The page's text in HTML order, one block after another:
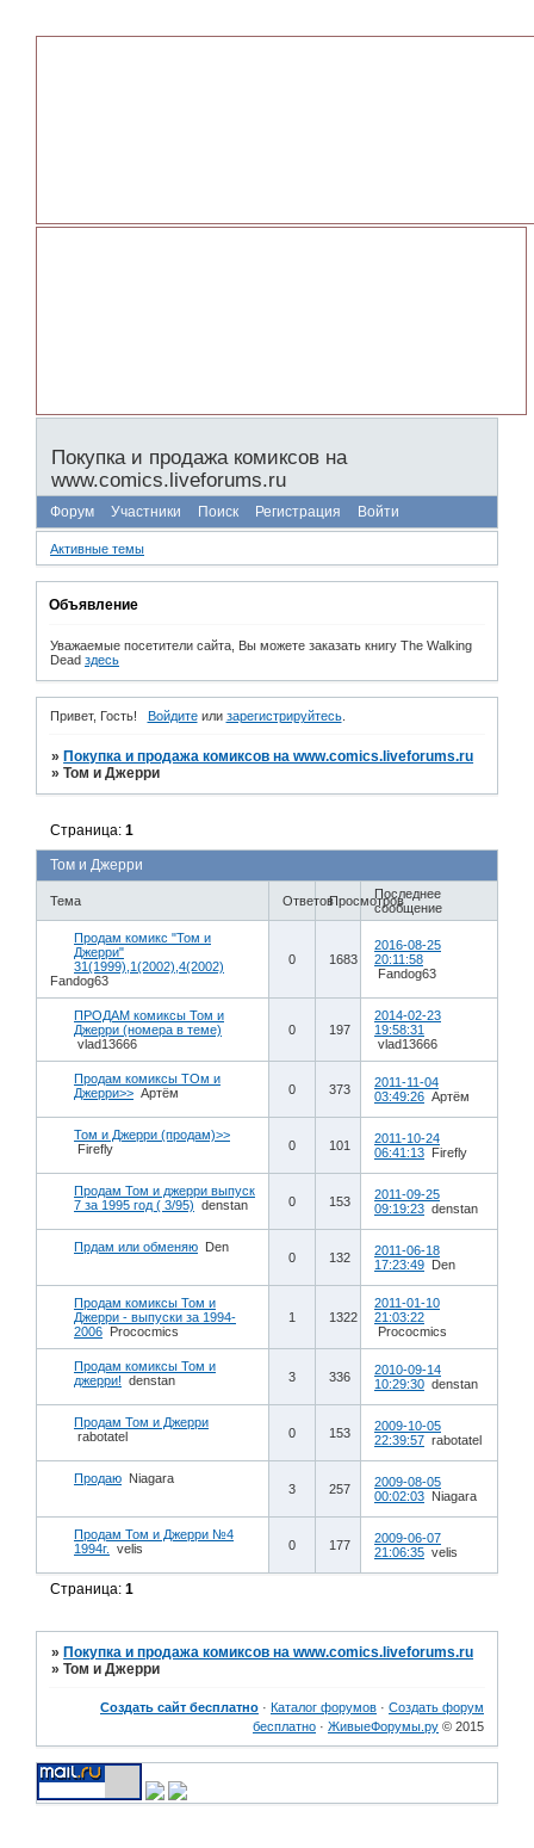
Покупка и продажа комиксов на
www.comics.liveforums.ru
Форум Участники Поиск Регистрация Войти
Активные темы
Объявление
Уважаемые посетители сайта, Вы можете заказать книгу The Walking
Dead здесь
Привет, Гость! Войдитеили зарегистрируйтесь.
» Покупка и продажа комиксов на www.comics.liveforums.ru
»Том и Джерри
Том и Джерри
Страница:1
Тема ОтветовПросмотровПоследнее
сообщение
Продам комикс "Том и
Джерри"
31(1999),1(2002),4(2002)
Fandog63
0 1683
2016-08-25
20:11:58
Fandog63
ПРОДАМ комиксы Том и
Джерри (номера в теме)
vlad13666
0 197
2014-02-23
19:58:31
vlad13666
Продам комиксы ТОм и
Джерри>> Артём 0 373
2011-11-04
03:49:26 Артём
Том и Джерри (продам)>>
Firefly
0 101
2011-10-24
06:41:13 Firefly
Продам Том и джерри выпуск
7 за 1995 год ( 3/95) denstan 0 153
2011-09-25
09:19:23 denstan
Прдам или обменяю Den
0 132
2011-06-18
17:23:49 Den
Продам комиксы Том и
Джерри - выпуски за 1994-
2006 Prococmics
1 1322
2011-01-10
21:03:22
Prococmics
Продам комиксы Том и
джерри! denstan 3 336
2010-09-14
10:29:30 denstan
Продам Том и Джерри
rabotatel
0 153
2009-10-05
22:39:57 rabotatel
Продаю Niagara
3 257
2009-08-05
00:02:03 Niagara
Продам Том и Джерри №4
1994г.
velis 0 177
2009-06-07
21:06:35 velis
Страница:1
» Покупка и продажа комиксов на www.comics.liveforums.ru
»Том и Джерри
Создать сайт бесплатно · Каталог форумов · Создать форум
бесплатно · ЖивыеФорумы.ру © 2015